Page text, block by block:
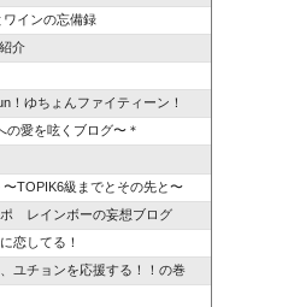
インの忘備録
介
！ゆちょんファイティーン！
の愛を呟くブログ〜＊
〜TOPIK6級までとその先と〜
ポ レインボーの妄想ブログ
恋してる！
ユチョンを応援する！！の巻